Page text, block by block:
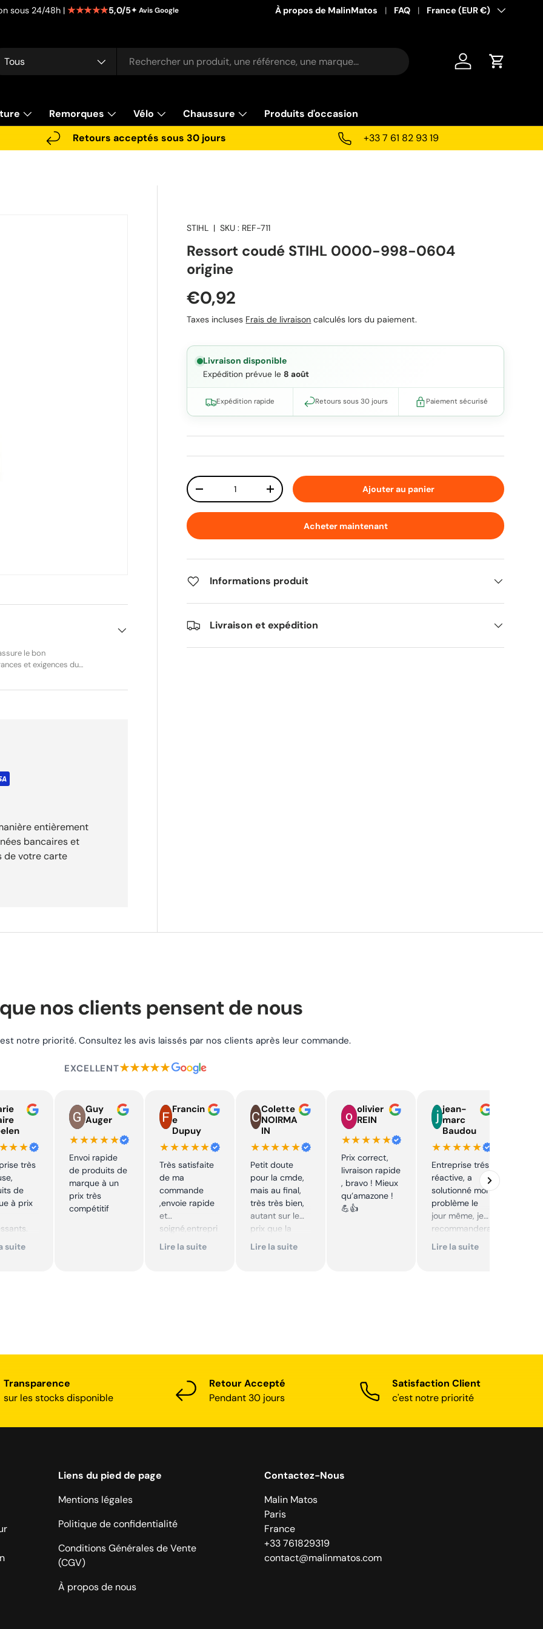
sous 24/48h | ★★★★★5,0/5✦ Avis Google À propos de MalinMatos FAQ Pays
France (EUR €)
de produit
Tous Se connecter
Panier
Remorques Vélo Chaussure
Produits d'occasion
Retours acceptés sous 30 jours +33 7 61 82 93 19
STIHL |SKU : REF-711
Ressort coudé STIHL 0000-998-0604
origine
Prix habituel
€0,92
Taxes incluses Frais de livraison calculés lors du paiement.
Livraison disponible
Expédition prévue le8 août
Expédition rapide Retours sous 30 jours Paiement sécurisé
Qté
Diminuer la quantitéAugmenter la quantitéAjouter au panier
Acheter maintenant
Informations produit
Livraison et expédition
le bon
et exigences du
/ maintien selon
entièrement
bancaires et
de votre carte
nos clients pensent de nous
notre priorité. Consultez les avis laissés par nos clients après leur commande.
EXCELLENT★★★★★
très
de
à prix
suivi !
suite
Guy
Auger
★★★★★
Envoi rapide
de produits de
marque à un
prix très
compétitif
Francin
e
Dupuy
★★★★★
Très satisfaite
de ma
commande
,envoie rapide
et
soigné,entrepri
se sérieuse
Lire la suite
Colette
NOIRMA
IN
★★★★★
Petit doute
pour la cmde,
mais au final,
très très bien,
autant sur le
prix que la
qualité sur le
Lire la suite
olivier
REIN
★★★★★
Prix correct,
livraison rapide
, bravo ! Mieux
qu’amazone !
💪👍
jean-
marc
Baudou
★★★★★
Entreprise trés
réactive, a
solutionné mon
problème le
jour même, je
recommandera
i. Articles bien
Lire la suite
Transparence
sur les stocks disponible
Retour Accepté
Pendant 30 jours
Satisfaction Client
c'est notre priorité
Liens du pied de page
Mentions légales
Politique de confidentialité
Conditions Générales de Vente
(CGV)
À propos de nous
Contactez-Nous
Malin Matos
Paris
France
+33 761829319
contact@malinmatos.com